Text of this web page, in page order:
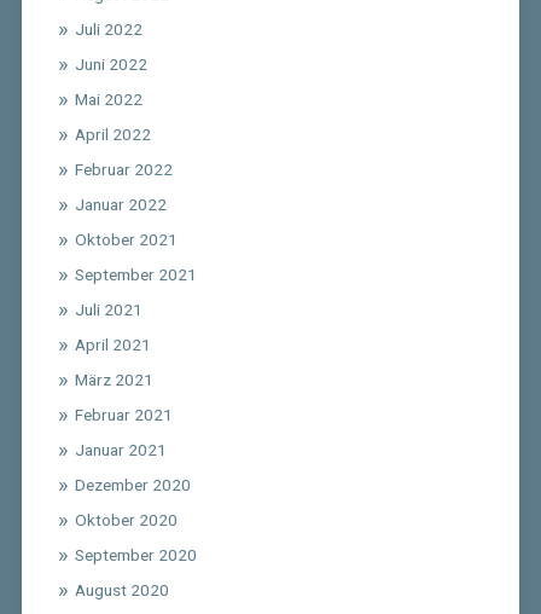
Juli 2022
Juni 2022
Mai 2022
April 2022
Februar 2022
Januar 2022
Oktober 2021
September 2021
Juli 2021
April 2021
März 2021
Februar 2021
Januar 2021
Dezember 2020
Oktober 2020
September 2020
August 2020